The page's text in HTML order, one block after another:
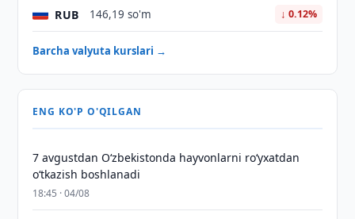
RUB 146,19 so'm ↓ 0.12%
Barcha valyuta kurslari →
ENG KO'P O'QILGAN
7 avgustdan O‘zbekistonda hayvonlarni ro‘yxatdan
o‘tkazish boshlanadi
18:45 · 04/08